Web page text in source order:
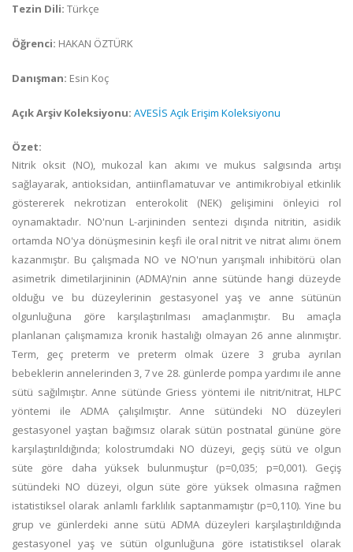
Tezin Dili: Türkçe
Öğrenci: HAKAN ÖZTÜRK
Danışman: Esin Koç
Açık Arşiv Koleksiyonu: AVESİS Açık Erişim Koleksiyonu
Özet:
Nitrik oksit (NO), mukozal kan akımı ve mukus salgısında artışı
sağlayarak, antioksidan, antiinflamatuvar ve antimikrobiyal etkinlik
göstererek nekrotizan enterokolit (NEK) gelişimini önleyici rol
oynamaktadır. NO'nun L-arjininden sentezi dışında nitritin, asidik
ortamda NO'ya dönüşmesinin keşfi ile oral nitrit ve nitrat alımı önem
kazanmıştır. Bu çalışmada NO ve NO'nun yarışmalı inhibitörü olan
asimetrik dimetilarjininin (ADMA)'nin anne sütünde hangi düzeyde
olduğu ve bu düzeylerinin gestasyonel yaş ve anne sütünün
olgunluğuna göre karşılaştırılması amaçlanmıştır. Bu amaçla
planlanan çalışmamıza kronik hastalığı olmayan 26 anne alınmıştır.
Term, geç preterm ve preterm olmak üzere 3 gruba ayrılan
bebeklerin annelerinden 3, 7 ve 28. günlerde pompa yardımı ile anne
sütü sağılmıştır. Anne sütünde Griess yöntemi ile nitrit/nitrat, HLPC
yöntemi ile ADMA çalışılmıştır. Anne sütündeki NO düzeyleri
gestasyonel yaştan bağımsız olarak sütün postnatal gününe göre
karşılaştırıldığında; kolostrumdaki NO düzeyi, geçiş sütü ve olgun
süte göre daha yüksek bulunmuştur (p=0,035; p=0,001). Geçiş
sütündeki NO düzeyi, olgun süte göre yüksek olmasına rağmen
istatistiksel olarak anlamlı farklılık saptanmamıştır (p=0,110). Yine bu
grup ve günlerdeki anne sütü ADMA düzeyleri karşılaştırıldığında
gestasyonel yaş ve sütün olgunluğuna göre istatistiksel olarak